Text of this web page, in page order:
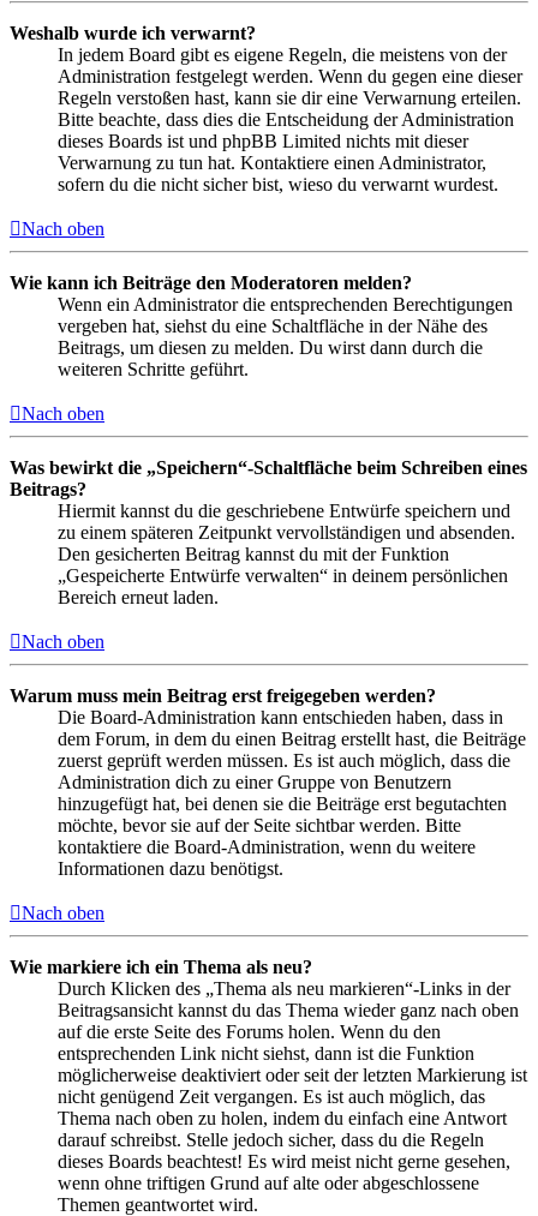
Weshalb wurde ich verwarnt?
In jedem Board gibt es eigene Regeln, die meistens von der
Administration festgelegt werden. Wenn du gegen eine dieser
Regeln verstoßen hast, kann sie dir eine Verwarnung erteilen.
Bitte beachte, dass dies die Entscheidung der Administration
dieses Boards ist und phpBB Limited nichts mit dieser
Verwarnung zu tun hat. Kontaktiere einen Administrator,
sofern du die nicht sicher bist, wieso du verwarnt wurdest.
Nach oben
Wie kann ich Beiträge den Moderatoren melden?
Wenn ein Administrator die entsprechenden Berechtigungen
vergeben hat, siehst du eine Schaltfläche in der Nähe des
Beitrags, um diesen zu melden. Du wirst dann durch die
weiteren Schritte geführt.
Nach oben
Was bewirkt die „Speichern“-Schaltfläche beim Schreiben eines
Beitrags?
Hiermit kannst du die geschriebene Entwürfe speichern und
zu einem späteren Zeitpunkt vervollständigen und absenden.
Den gesicherten Beitrag kannst du mit der Funktion
„Gespeicherte Entwürfe verwalten“ in deinem persönlichen
Bereich erneut laden.
Nach oben
Warum muss mein Beitrag erst freigegeben werden?
Die Board-Administration kann entschieden haben, dass in
dem Forum, in dem du einen Beitrag erstellt hast, die Beiträge
zuerst geprüft werden müssen. Es ist auch möglich, dass die
Administration dich zu einer Gruppe von Benutzern
hinzugefügt hat, bei denen sie die Beiträge erst begutachten
möchte, bevor sie auf der Seite sichtbar werden. Bitte
kontaktiere die Board-Administration, wenn du weitere
Informationen dazu benötigst.
Nach oben
Wie markiere ich ein Thema als neu?
Durch Klicken des „Thema als neu markieren“-Links in der
Beitragsansicht kannst du das Thema wieder ganz nach oben
auf die erste Seite des Forums holen. Wenn du den
entsprechenden Link nicht siehst, dann ist die Funktion
möglicherweise deaktiviert oder seit der letzten Markierung ist
nicht genügend Zeit vergangen. Es ist auch möglich, das
Thema nach oben zu holen, indem du einfach eine Antwort
darauf schreibst. Stelle jedoch sicher, dass du die Regeln
dieses Boards beachtest! Es wird meist nicht gerne gesehen,
wenn ohne triftigen Grund auf alte oder abgeschlossene
Themen geantwortet wird.